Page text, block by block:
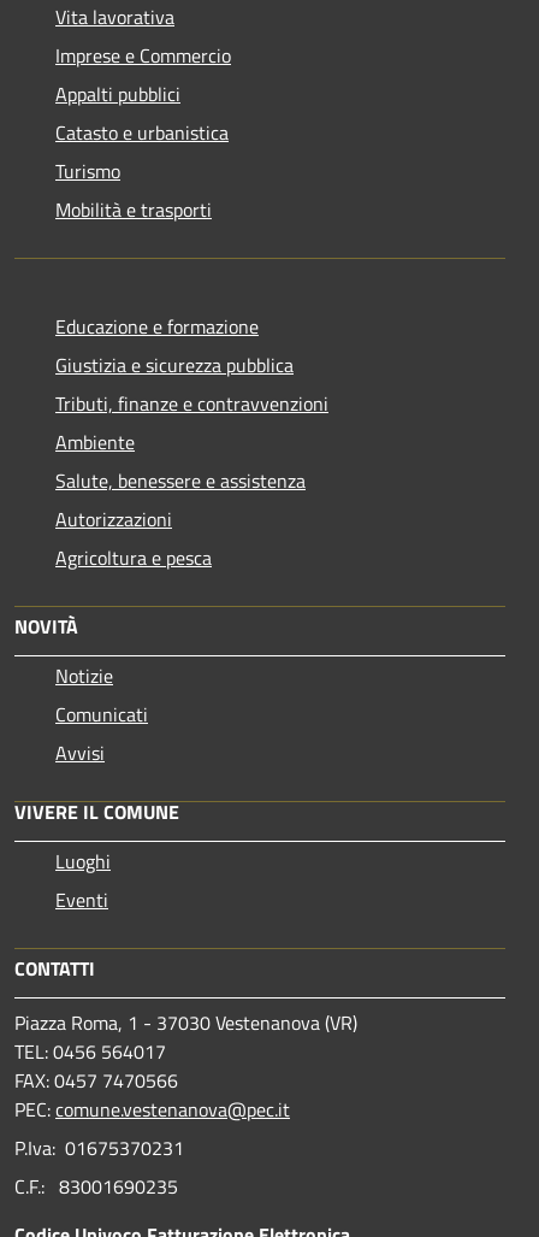
Vita lavorativa
Imprese e Commercio
Appalti pubblici
Catasto e urbanistica
Turismo
Mobilità e trasporti
Educazione e formazione
Giustizia e sicurezza pubblica
Tributi, finanze e contravvenzioni
Ambiente
Salute, benessere e assistenza
Autorizzazioni
Agricoltura e pesca
NOVITÀ
Notizie
Comunicati
Avvisi
VIVERE IL COMUNE
Luoghi
Eventi
CONTATTI
Piazza Roma, 1 - 37030 Vestenanova (VR)
TEL: 0456 564017
FAX: 0457 7470566
PEC:comune.vestenanova@pec.it
P.Iva: 01675370231
C.F.: 83001690235